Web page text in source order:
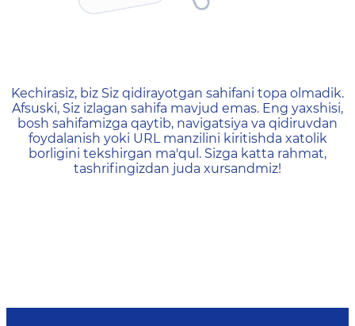
404 — Страница не
Kechirasiz, biz Siz qidirayotgan sahifani topa olmadik.
Afsuski, Siz izlagan sahifa mavjud emas. Eng yaxshisi,
bosh sahifamizga qaytib, navigatsiya va qidiruvdan
foydalanish yoki URL manzilini kiritishda xatolik
borligini tekshirgan ma'qul. Sizga katta rahmat,
tashrifingizdan juda xursandmiz!